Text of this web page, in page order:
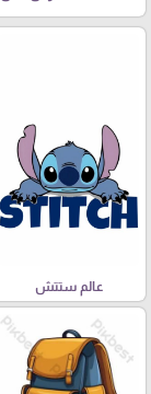
عالم ستتش